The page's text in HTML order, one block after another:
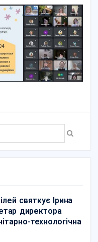
святкує Ірина
директора
технологічна